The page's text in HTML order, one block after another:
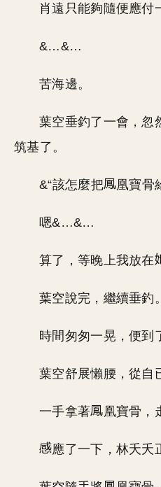
肖遠只能夠隨便應付
&…&…
苦海邊。
葉空垂釣了一會，忽
筑基了。
&“該怎麼把 凰寶骨
嗯&…&…
算了，等晚上我放在
葉空說完，繼續垂釣。
時間匆匆一晃，便到
葉空舒展懶腰，從自
一手拿著 凰寶骨，
應了一下，林夭夭